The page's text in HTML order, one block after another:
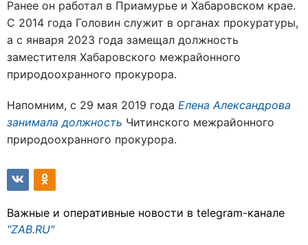
Ранее он работал в Приамурье и Хабаровском крае.
С 2014 года Головин служит в органах прокуратуры,
а с января 2023 года замещал должность
заместителя Хабаровского межрайонного
природоохранного прокурора.
Напомним, с 29 мая 2019 года Елена Александрова
занимала должность Читинского межрайонного
природоохранного прокурора.
Важные и оперативные новости в telegram-канале
"ZAB.RU"